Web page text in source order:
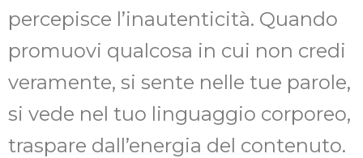
percepisce l’inautenticità. Quando
promuovi qualcosa in cui non credi
veramente, si sente nelle tue parole,
si vede nel tuo linguaggio corporeo,
traspare dall’energia del contenuto.